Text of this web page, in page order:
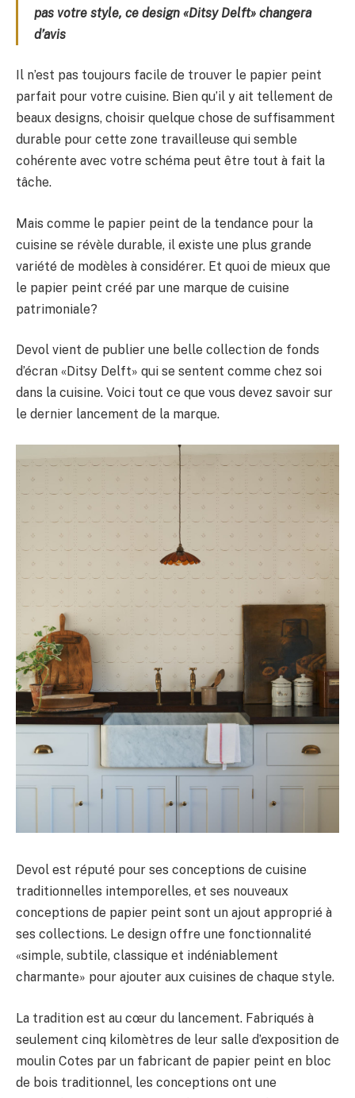
pas votre style, ce design «Ditsy Delft» changera
d’avis
Il n’est pas toujours facile de trouver le papier peint
parfait pour votre cuisine. Bien qu’il y ait tellement de
beaux designs, choisir quelque chose de suffisamment
durable pour cette zone travailleuse qui semble
cohérente avec votre schéma peut être tout à fait la
tâche.
Mais comme le papier peint de la tendance pour la
cuisine se révèle durable, il existe une plus grande
variété de modèles à considérer. Et quoi de mieux que
le papier peint créé par une marque de cuisine
patrimoniale?
Devol vient de publier une belle collection de fonds
d’écran «Ditsy Delft» qui se sentent comme chez soi
dans la cuisine. Voici tout ce que vous devez savoir sur
le dernier lancement de la marque.
Devol est réputé pour ses conceptions de cuisine
traditionnelles intemporelles, et ses nouveaux
conceptions de papier peint sont un ajout approprié à
ses collections. Le design offre une fonctionnalité
«simple, subtile, classique et indéniablement
charmante» pour ajouter aux cuisines de chaque style.
La tradition est au cœur du lancement. Fabriqués à
seulement cinq kilomètres de leur salle d’exposition de
moulin Cotes par un fabricant de papier peint en bloc
de bois traditionnel, les conceptions ont une